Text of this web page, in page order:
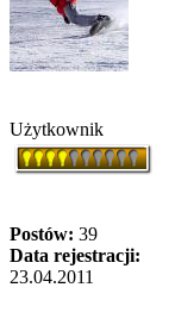
Użytkownik
Postów: 39
Data rejestracji:
23.04.2011